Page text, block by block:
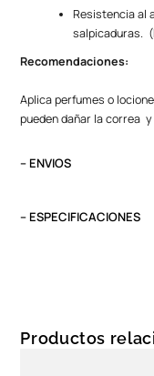
Resistencia al
salpicaduras.
Recomendaciones:
Aplica perfumes o
pueden dañar la correa
– ENVIOS
2 a 4 días, provincias
– ESPECIFICACIONES
0.1
Productos